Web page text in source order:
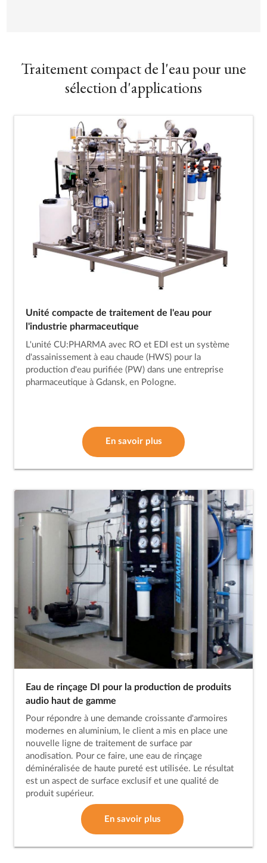
Traitement compact de l'eau pour une
sélection d'applications
Unité compacte de traitement de l'eau pour
l'industrie pharmaceutique
L'unité CU:PHARMA avec RO et EDI est un système
d'assainissement à eau chaude (HWS) pour la
production d'eau purifiée (PW) dans une entreprise
pharmaceutique à Gdansk, en Pologne.
En savoir plus
Eau de rinçage DI pour la production de produits
audio haut de gamme
Pour répondre à une demande croissante d'armoires
modernes en aluminium, le client a mis en place une
nouvelle ligne de traitement de surface par
anodisation. Pour ce faire, une eau de rinçage
déminéralisée de haute pureté est utilisée. Le résultat
est un aspect de surface exclusif et une qualité de
produit supérieur.
En savoir plus